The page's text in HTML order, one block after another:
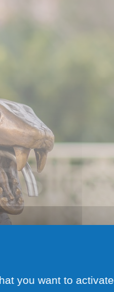
you want to activate